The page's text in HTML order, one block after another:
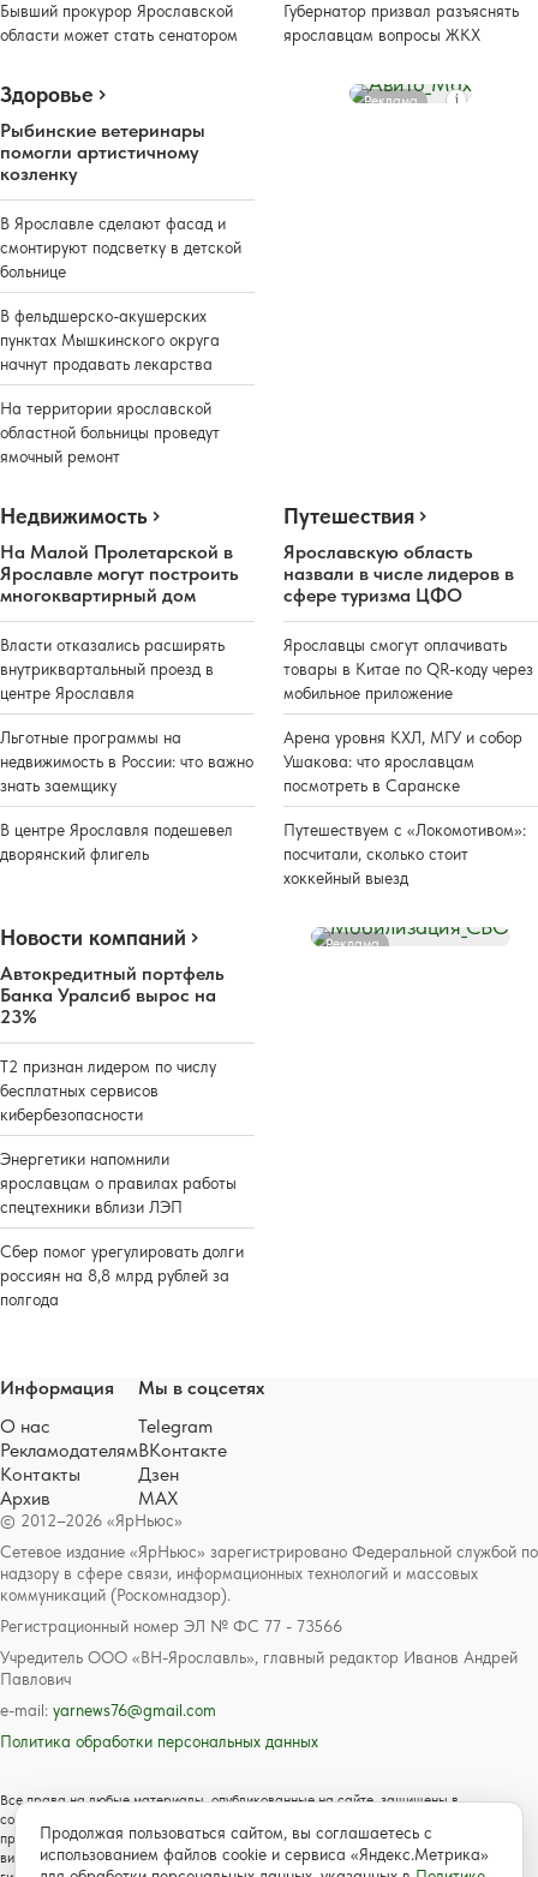
Бывший прокурор Ярославской
области может стать сенатором
Губернатор призвал разъяснять
ярославцам вопросы ЖКХ
Здоровье
Рыбинские ветеринары
помогли артистичному
козленку
В Ярославле сделают фасад и
смонтируют подсветку в детской
больнице
В фельдшерско-акушерских
пунктах Мышкинского округа
начнут продавать лекарства
На территории ярославской
областной больницы проведут
ямочный ремонт
Реклама
Недвижимость
На Малой Пролетарской в
Ярославле могут построить
многоквартирный дом
Власти отказались расширять
внутриквартальный проезд в
центре Ярославля
Льготные программы на
недвижимость в России: что важно
знать заемщику
В центре Ярославля подешевел
дворянский флигель
Путешествия
Ярославскую область
назвали в числе лидеров в
сфере туризма ЦФО
Ярославцы смогут оплачивать
товары в Китае по QR-коду через
мобильное приложение
Арена уровня КХЛ, МГУ и собор
Ушакова: что ярославцам
посмотреть в Саранске
Путешествуем с «Локомотивом»:
посчитали, сколько стоит
хоккейный выезд
Новости компаний
Автокредитный портфель
Банка Уралсиб вырос на
23%
Т2 признан лидером по числу
бесплатных сервисов
кибербезопасности
Энергетики напомнили
ярославцам о правилах работы
спецтехники вблизи ЛЭП
Сбер помог урегулировать долги
россиян на 8,8 млрд рублей за
полгода
Реклама
© 2012–2026 «ЯрНьюс»
Сетевое издание «ЯрНьюс» зарегистрировано Федеральной службой по
надзору в сфере связи, информационных технологий и массовых
коммуникаций (Роскомнадзор).
Регистрационный номер ЭЛ № ФС 77 - 73566
Учредитель ООО «ВН-Ярославль», главный редактор Иванов Андрей
Павлович
e-mail: yarnews76@gmail.com
Политика обработки персональных данных
Все права на любые материалы, опубликованные на сайте, защищены в
соответствии с российским и международным законодательством об авторском
праве и смежных правах. Любое использование текстовых, фото, аудио и
видеоматериалов возможно только с согласия правообладателя с обязательной
Информация
О нас
Рекламодателям
Контакты
Архив
Мы в соцсетях
Telegram
ВКонтакте
Дзен
MAX
Продолжая пользоваться сайтом, вы соглашаетесь с
использованием файлов cookie и сервиса «Яндекс.Метрика»